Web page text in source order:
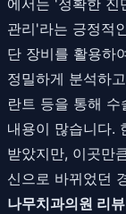
관리'라는 긍정적
단 장비를 활용하
정밀하게 분석하
란트 등을 통해
내용이 많습니다.
받았지만, 이곳만
신으로 바뀌었던
나무치과의원 리뷰